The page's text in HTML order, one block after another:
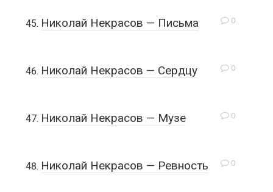
0
Николай Некрасов — Письма
0
Николай Некрасов — Сердцу
0
Николай Некрасов — Музе
0
Николай Некрасов — Ревность